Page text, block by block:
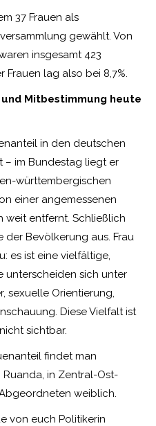
37 Frauen als
gewählt. Von
insgesamt 423
lag also bei 8,7%.
Mitbestimmung heute
in den deutschen
– im Bundestag liegt er
württembergischen
einer angemessenen
weit entfernt. Schließlich
der Bevölkerung aus. Frau
es ist eine vielfältige,
unterscheiden sich unter
sexuelle Orientierung,
Diese Vielfalt ist
sichtbar.
findet man
in Zentral-Ost-
weiblich.
von euch Politikerin